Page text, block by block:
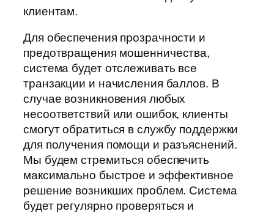
клиентам.
Для обеспечения прозрачности и
предотвращения мошенничества,
система будет отслеживать все
транзакции и начисления баллов. В
случае возникновения любых
несоответствий или ошибок, клиенты
смогут обратиться в службу поддержки
для получения помощи и разъяснений.
Мы будем стремиться обеспечить
максимально быстрое и эффективное
решение возникших проблем. Система
будет регулярно проверяться и